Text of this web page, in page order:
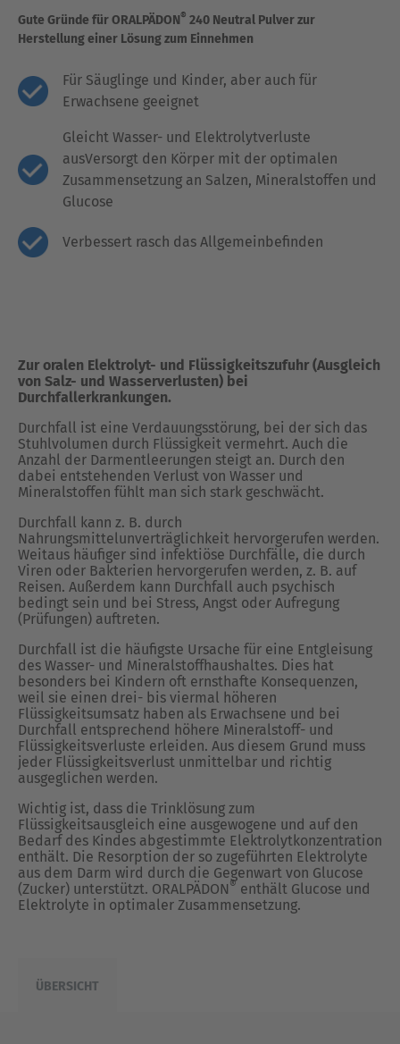
Gute Gründe für ORALPÄDON® 240 Neutral Pulver zur
Herstellung einer Lösung zum Einnehmen
Für Säuglinge und Kinder, aber auch für
Erwachsene geeignet
Gleicht Wasser- und Elektrolytverluste
ausVersorgt den Körper mit der optimalen
Zusammensetzung an Salzen, Mineralstoffen und
Glucose
Verbessert rasch das Allgemeinbefinden
Zur oralen Elektrolyt- und Flüssigkeitszufuhr (Ausgleich
von Salz- und Wasserverlusten) bei
Durchfallerkrankungen.
Durchfall ist eine Verdauungsstörung, bei der sich das
Stuhlvolumen durch Flüssigkeit vermehrt. Auch die
Anzahl der Darmentleerungen steigt an. Durch den
dabei entstehenden Verlust von Wasser und
Mineralstoffen fühlt man sich stark geschwächt.
Durchfall kann z. B. durch
Nahrungsmittelunverträglichkeit hervorgerufen werden.
Weitaus häufiger sind infektiöse Durchfälle, die durch
Viren oder Bakterien hervorgerufen werden, z. B. auf
Reisen. Außerdem kann Durchfall auch psychisch
bedingt sein und bei Stress, Angst oder Aufregung
(Prüfungen) auftreten.
Durchfall ist die häufigste Ursache für eine Entgleisung
des Wasser- und Mineralstoffhaushaltes. Dies hat
besonders bei Kindern oft ernsthafte Konsequenzen,
weil sie einen drei- bis viermal höheren
Flüssigkeitsumsatz haben als Erwachsene und bei
Durchfall entsprechend höhere Mineralstoff- und
Flüssigkeitsverluste erleiden. Aus diesem Grund muss
jeder Flüssigkeitsverlust unmittelbar und richtig
ausgeglichen werden.
Wichtig ist, dass die Trinklösung zum
Flüssigkeitsausgleich eine ausgewogene und auf den
Bedarf des Kindes abgestimmte Elektrolytkonzentration
enthält. Die Resorption der so zugeführten Elektrolyte
aus dem Darm wird durch die Gegenwart von Glucose
(Zucker) unterstützt. ORALPÄDON ® enthält Glucose und
Elektrolyte in optimaler Zusammensetzung.
ÜBERSICHT